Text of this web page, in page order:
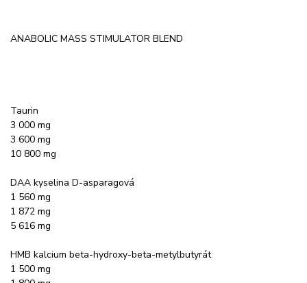
ANABOLIC MASS STIMULATOR BLEND
Taurin
3 000 mg
3 600 mg
10 800 mg
DAA kyselina D-asparagová
1 560 mg
1 872 mg
5 616 mg
HMB kalcium beta-hydroxy-beta-metylbutyrát
1 500 mg